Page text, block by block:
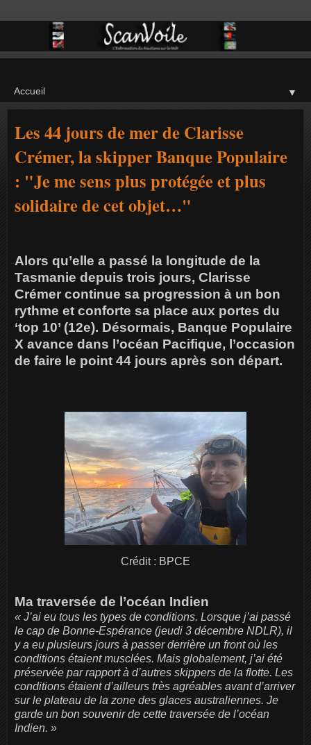
▼
Les 44 jours de mer de Clarisse
Crémer, la skipper Banque Populaire
: "Je me sens plus protégée et plus
solidaire de cet objet…"
Alors qu’elle a passé la longitude de la
Tasmanie depuis trois jours, Clarisse
Crémer continue sa progression à un bon
rythme et conforte sa place aux portes du
‘top 10’ (12e). Désormais, Banque Populaire
X avance dans l’océan Pacifique, l’occasion
de faire le point 44 jours après son départ.
Crédit : BPCE
Ma traversée de l’océan Indien
« J’ai eu tous les types de conditions. Lorsque j’ai passé
le cap de Bonne-Espérance (jeudi 3 décembre NDLR), il
y a eu plusieurs jours à passer derrière un front où les
conditions étaient musclées. Mais globalement, j’ai été
préservée par rapport à d’autres skippers de la flotte. Les
conditions étaient d’ailleurs très agréables avant d’arriver
sur le plateau de la zone des glaces australiennes. Je
garde un bon souvenir de cette traversée de l’océan
Indien. »